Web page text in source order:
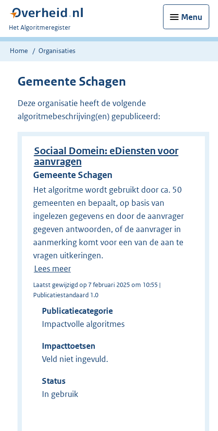
Menu
U
bent
nu
Het Algoritmeregister
Home Organisaties
Gemeente Schagen
Deze organisatie heeft de volgende
algoritmebeschrijving(en) gepubliceerd:
Sociaal Domein: eDiensten voor
aanvragen
Gemeente Schagen
Het algoritme wordt gebruikt door ca. 50
gemeenten en bepaalt, op basis van
ingelezen gegevens en door de aanvrager
gegeven antwoorden, of de aanvrager in
aanmerking komt voor een van de aan te
vragen uitkeringen.
Lees meer
Laatst gewijzigd op 7 februari 2025 om 10:55 |
Publicatiestandaard 1.0
Publicatiecategorie
Impactvolle algoritmes
Impacttoetsen
Veld niet ingevuld.
Status
In gebruik